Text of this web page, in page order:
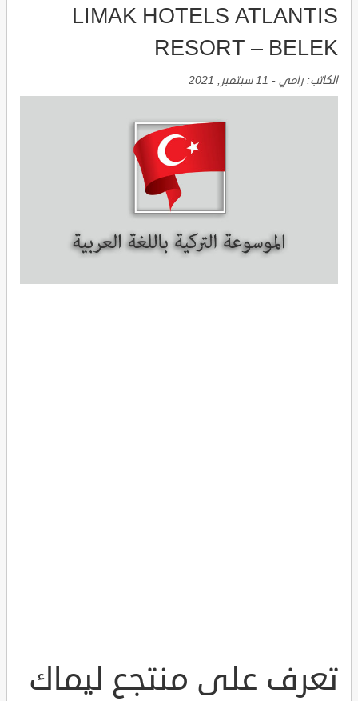
LIMAK HOTELS ATLANTIS
RESORT – BELEK
الكاتب: رامي - 11 سبتمبر, 2021
تعرف على منتجع ليماك